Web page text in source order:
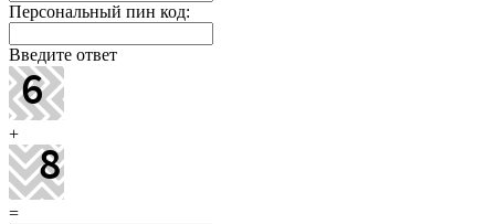
Персональный пин код:
Введите ответ
+
=